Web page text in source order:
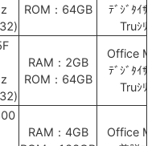
ROM：64GB
ﾃﾞｼﾞﾀｲｻﾞ
Truｼﾘｰ
RAM：2GB
ROM：64GB
Office
ﾃﾞｼﾞﾀｲｻﾞ
Truｼﾘｰ
RAM：4GB
Office